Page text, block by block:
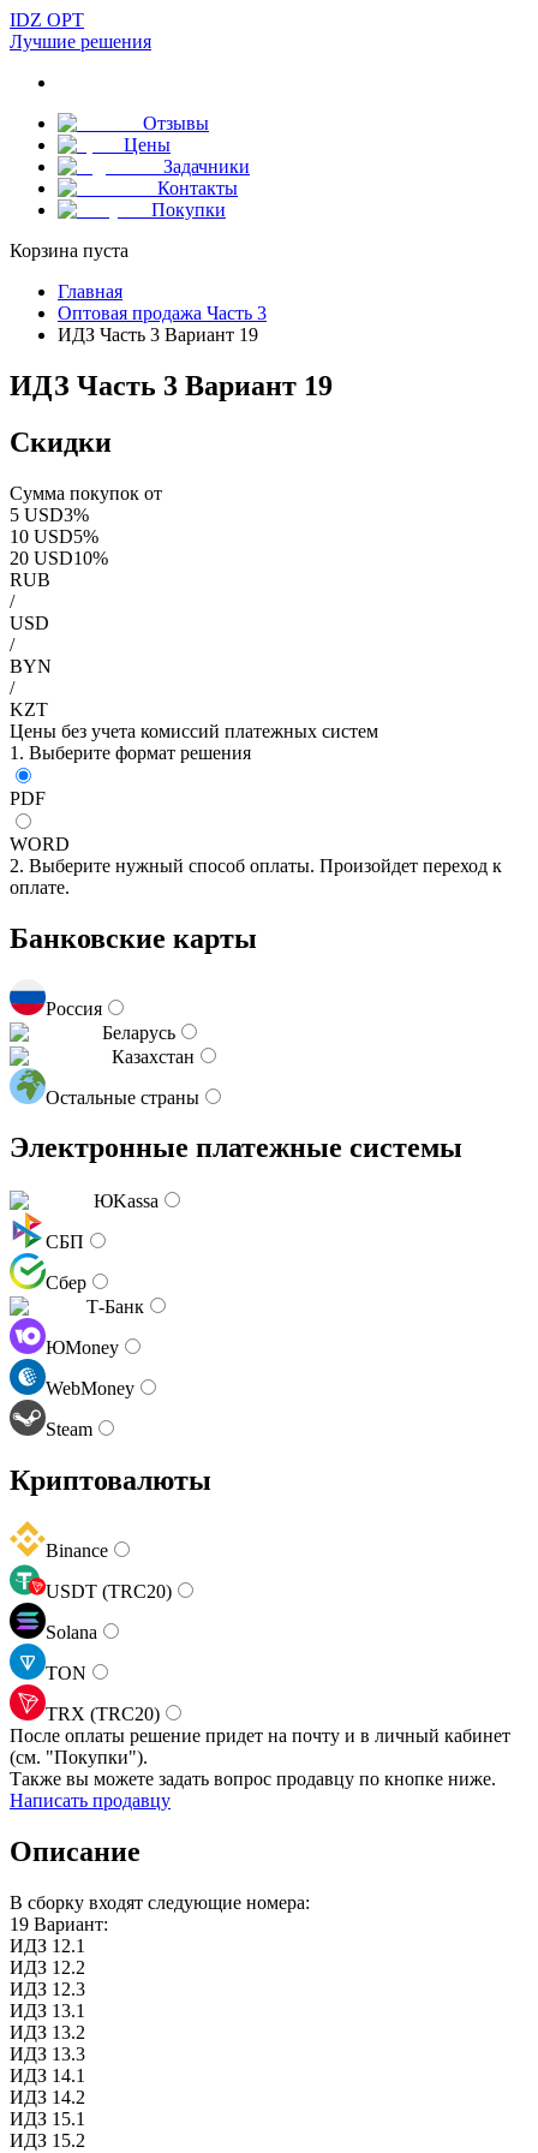
IDZ OPT
Лучшие решения
Отзывы
Цены
Задачники
Контакты
Покупки
Корзина пуста
Главная
Оптовая продажа Часть 3
ИДЗ Часть 3 Вариант 19
ИДЗ Часть 3 Вариант 19
Скидки
Сумма покупок от
5 USD3%
10 USD5%
20 USD10%
RUB
/
USD
/
BYN
/
KZT
Цены без учета комиссий платежных систем
1. Выберите формат решения
PDF
WORD
2. Выберите нужный способ оплаты. Произойдет переход к
оплате.
Банковские карты
Россия
Беларусь
Казахстан
Остальные страны
Электронные платежные системы
ЮKassa
СБП
Сбер
Т-Банк
ЮMoney
WebMoney
Steam
Криптовалюты
Binance
USDT (TRC20)
Solana
TON
TRX (TRC20)
После оплаты решение придет на почту и в личный кабинет
(см. "Покупки").
Также вы можете задать вопрос продавцу по кнопке ниже.
Написать продавцу
Описание
В сборку входят следующие номера:
19 Вариант:
ИДЗ 12.1
ИДЗ 12.2
ИДЗ 12.3
ИДЗ 13.1
ИДЗ 13.2
ИДЗ 13.3
ИДЗ 14.1
ИДЗ 14.2
ИДЗ 15.1
ИДЗ 15.2